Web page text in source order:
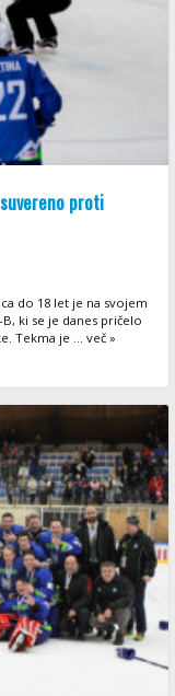
proti
do 18 let je na svojem
ki se je danes pričelo
Tekma je ... več »